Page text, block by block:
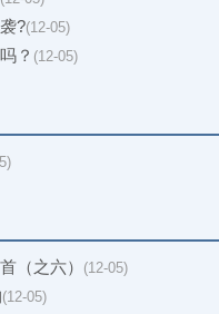
?(12-05)
？ (12-05)
（之六） (12-05)
(12-05)